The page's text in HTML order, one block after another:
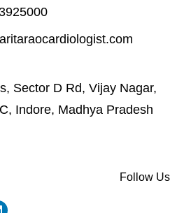
Sector D Rd, Vijay Nagar,
Indore, Madhya Pradesh
Follow Us